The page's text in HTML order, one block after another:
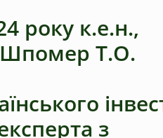
року к.е.н.,
Шпомер Т.О.
з